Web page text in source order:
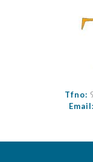
Tfno:
Email: